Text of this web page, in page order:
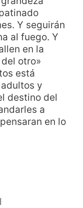
Y seguirán
al fuego. Y
en la
otro»
está
y
destino del
a
en lo